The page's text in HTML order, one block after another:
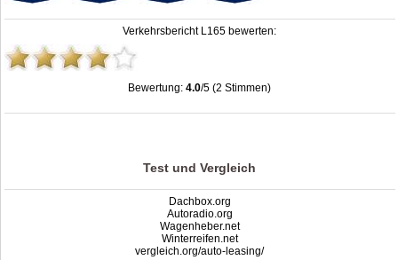
Verkehrsbericht L165 bewerten:
Bewertung:4.0/5 (2 Stimmen)
Stau L165: Unfälle, Sperrung & Baustellen | Staumelder L165 ,4.0out of5based
Test und Vergleich
Dachbox.org
Autoradio.org
Wagenheber.net
Winterreifen.net
vergleich.org/auto-leasing/